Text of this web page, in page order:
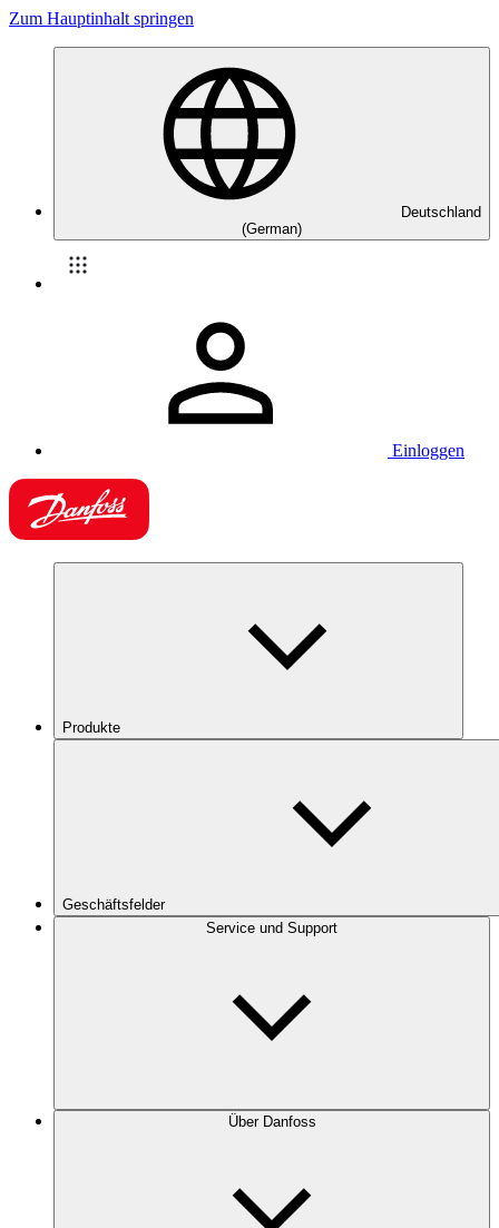
Zum Hauptinhalt springen
Deutschland
(German)
Einloggen
Produkte
Geschäftsfelder
Service und Support
Über Danfoss